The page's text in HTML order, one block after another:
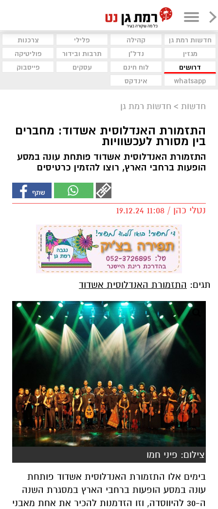
חדשות רמת גן קהילה פלילי
צרכנות
מגזין
נדל"ן תרבות ובידור
פוליטיקה
דרושים
לוח חינם עסקים
פייסבוק
whatsapp
אינדקס
חדשות > חדשות רמת גן
התזמורת האנדלוסית אשדוד: מחברים
בין מסורת לעכשוויות
התזמורת האנדלוסית אשדוד פותחת עונה במסע
הופעות ברחבי הארץ, רוצו להזמין כרטיסים
נטלי כהן / 11:08 19.12.24
תגים: התזמורת האנדלוסית אשדוד
צילום: פיני חמו
בימים אלו התזמורת האנדלוסית אשדוד פותחת
עונה במסע הופעות ברחבי הארץ במסגרת השנה
ה-30 להיווסדה, וזו הזדמנות להכיר את אחת מאבני